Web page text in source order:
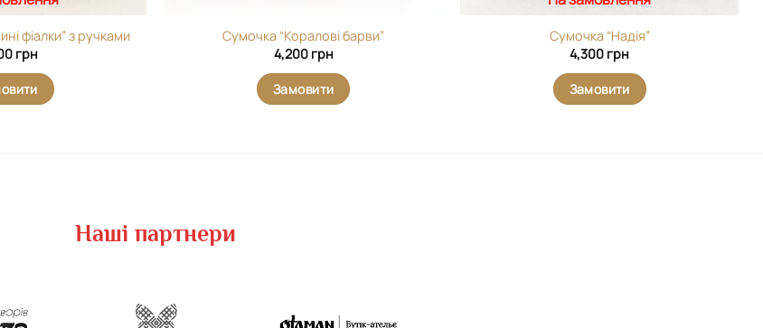
фіалки” з ручками
грн
Сумочка “Коралові барви”
4,200 грн
Замовити
Сумочка “Надія”
4,300 грн
Замовити
Наші партнери